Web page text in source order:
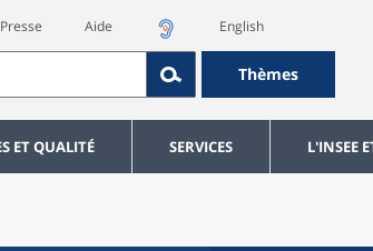
Presse Aide English
Thèmes
ET QUALITÉ SERVICES L'INSEE